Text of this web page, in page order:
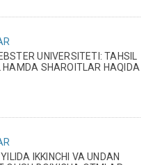
UNIVERSITETI: TAHSIL
SHAROITLAR HAQIDA
IKKINCHI VA UNDAN